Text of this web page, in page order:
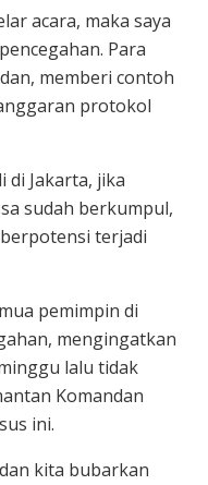
acara, maka saya
Para
memberi contoh
protokol
Jakarta, jika
sudah berkumpul,
terjadi
pemimpin di
mengingatkan
lalu tidak
Komandan
ini.
kita bubarkan